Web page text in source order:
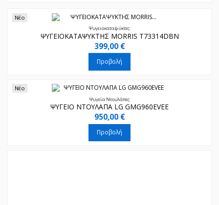
Νέο
Ψυγειοκαταψύκτες
ΨΥΓΕΙΟΚΑΤΑΨΥΚΤΗΣ MORRIS T73314DBN
399,00 €
Προβολή
Νέο
Ψυγεία Ντουλάπες
ΨΥΓΕΙΟ ΝΤΟΥΛΑΠΑ LG GMG960EVEE
950,00 €
Προβολή